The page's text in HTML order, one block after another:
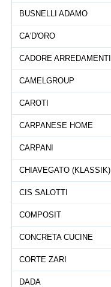
BUSNELLI ADAMO
CA'D'ORO
CADORE ARREDAMENTI
CAMELGROUP
CAROTI
CARPANESE HOME
CARPANI
CHIAVEGATO (KLASSIK)
CIS SALOTTI
COMPOSIT
CONCRETA CUCINE
CORTE ZARI
DADA